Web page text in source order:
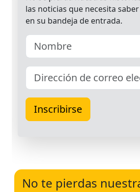
No te pierdas